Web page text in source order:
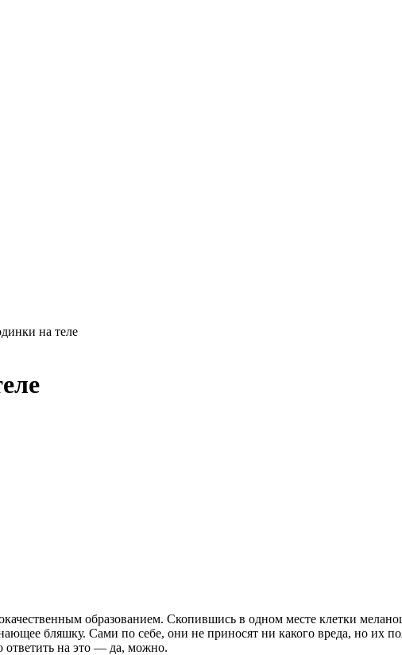
на теле
образованием. Скопившись в одном месте клетки
бляшку. Сами по себе, они не приносят ни какого вреда, но их
ответить на это — да, можно.